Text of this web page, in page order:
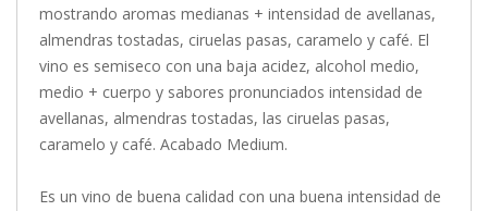
mostrando aromas medianas + intensidad de avellanas,
almendras tostadas, ciruelas pasas, caramelo y café. El
vino es semiseco con una baja acidez, alcohol medio,
medio + cuerpo y sabores pronunciados intensidad de
avellanas, almendras tostadas, las ciruelas pasas,
caramelo y café. Acabado Medium.
Es un vino de buena calidad con una buena intensidad de